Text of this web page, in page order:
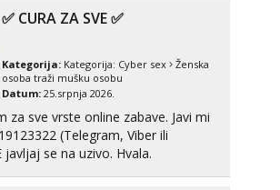
- mob:1,12€ min
Obavijesti me kada se oslobodi
tvoj poziv!
- Kod: #123
- mob:1,12€ min
✅ CURA ZA SVE ✅
Kategorija: Kategorija: Cyber sex
Ženska
osoba traži mušku osobu
Datum: 25.srpnja 2026.
za sve vrste online zabave. Javi mi
(Telegram, Viber ili
🤙 NE javljaj se na uzivo. Hvala.